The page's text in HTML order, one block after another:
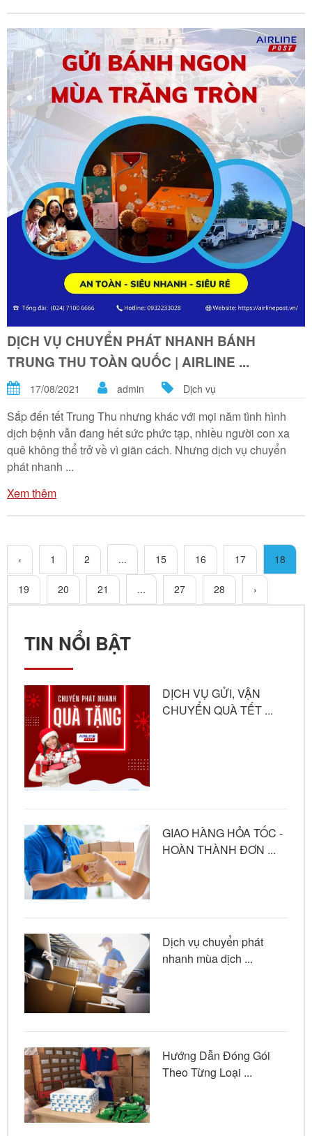
DỊCH VỤ CHUYỂN PHÁT NHANH BÁNH
TRUNG THU TOÀN QUỐC | AIRLINE ...
17/08/2021 admin Dịch vụ
Sắp đến tết Trung Thu nhưng khác với mọi năm tình hình
dịch bệnh vẫn đang hết sức phức tạp, nhiều người con xa
quê không thể trở về vì giãn cách. Nhưng dịch vụ chuyển
phát nhanh ...
Xem thêm
‹ 1 2 ... 15 16 17 18
19 20 21 ... 27 28 ›
TIN NỔI BẬT
DỊCH VỤ GỬI, VẬN
CHUYỂN QUÀ TẾT ...
GIAO HÀNG HỎA TỐC -
HOÀN THÀNH ĐƠN ...
Dịch vụ chuyển phát
nhanh mùa dịch ...
Hướng Dẫn Đóng Gói
Theo Từng Loại ...